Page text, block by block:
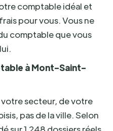
comptable idéal et
pour vous. Vous ne
comptable que vous
à Mont-Saint-
secteur, de votre
pas de la ville. Selon